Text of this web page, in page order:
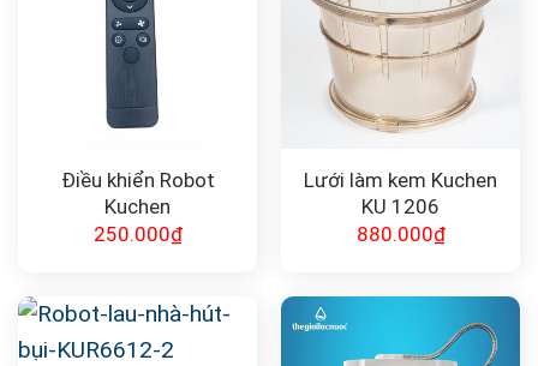
Điều khiển Robot
Kuchen
250.000₫
Lưới làm kem Kuchen
KU 1206
880.000₫